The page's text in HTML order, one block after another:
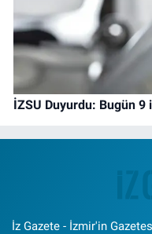
İZSU Duyurdu: Bugün
İz Gazete - İzmir'in